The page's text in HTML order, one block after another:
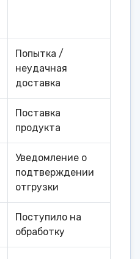
Попытка /
неудачная
доставка
Поставка
продукта
Уведомление о
подтверждении
отгрузки
Поступило на
обработку